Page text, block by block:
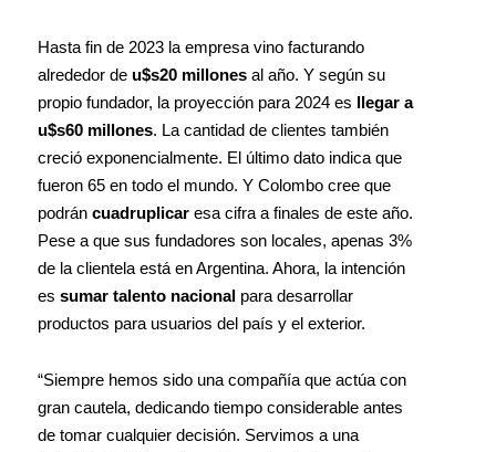
Hasta fin de 2023 la empresa vino facturando
alrededor de u$s20 millones al año. Y según su
propio fundador, la proyección para 2024 es llegar a
u$s60 millones. La cantidad de clientes también
creció exponencialmente. El último dato indica que
fueron 65 en todo el mundo. Y Colombo cree que
podrán cuadruplicar esa cifra a finales de este año.
Pese a que sus fundadores son locales, apenas 3%
de la clientela está en Argentina. Ahora, la intención
es sumar talento nacional para desarrollar
productos para usuarios del país y el exterior.
“Siempre hemos sido una compañía que actúa con
gran cautela, dedicando tiempo considerable antes
de tomar cualquier decisión. Servimos a una